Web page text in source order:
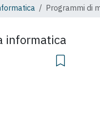
Programmi di
informatica